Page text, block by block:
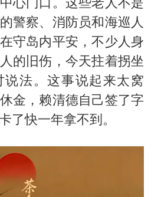
美股存储板块集体大跌
胜宏科技：股票交易异常波动
中巨芯：上半年归母净利润1405.77万元
东航：国内客票提前14天免费退改
名创优品回应女子吐槽内裤质量差
警察、消防员和海巡人
守岛内平安，不少人身
的旧伤，今天拄着拐坐
法。这事说起来太窝
金，赖清德自己签了字
了快一年拿不到。